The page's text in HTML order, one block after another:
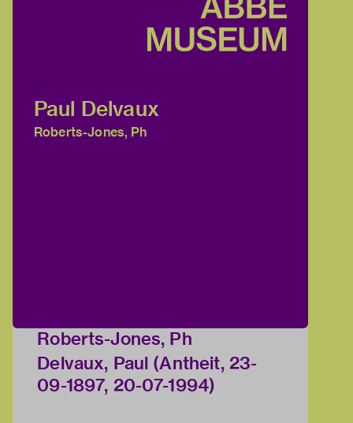
Paul Delvaux
Roberts-Jones, Ph
Roberts-Jones, Ph
Delvaux, Paul (Antheit, 23-
09-1897, 20-07-1994)